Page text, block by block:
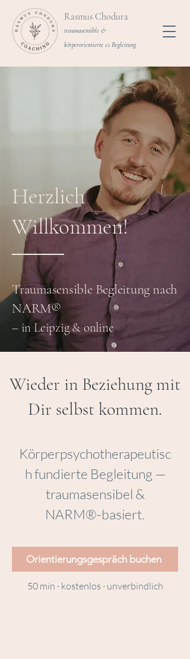
Rasmus Chodura
traumasensible &
körperorientierte 1:1 Begleitung
Herzlich
Willkommen!
Traumasensible Begleitung nach
NARM®
– in Leipzig & online
Wieder in Beziehung mit
Dir selbst kommen.
Körperpsychotherapeutisc
h fundierte Begleitung —
traumasensibel &
NARM®-basiert.
Orientierungsgespräch buchen
50 min · kostenlos · unverbindlich